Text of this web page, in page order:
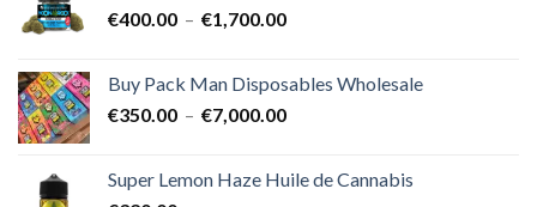
€400.00 – €1,700.00Plage
€400.00
à
Buy Pack Man Disposables Wholesale
€350.00 – €7,000.00Plage
€350.00
Super Lemon Haze Huile de Cannabis